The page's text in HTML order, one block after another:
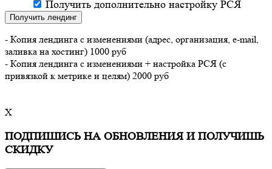
Получить дополнительно настройку РСЯ
Получить лендинг
- Копия лендинга с изменениями (адрес, организация, e-mail,
заливка на хостинг) 1000 руб
- Копия лендинга с изменениями + настройка РСЯ (с
привязкой к метрике и целям) 2000 руб
X
ПОДПИШИСЬ НА ОБНОВЛЕНИЯ И ПОЛУЧИШЬ
СКИДКУ